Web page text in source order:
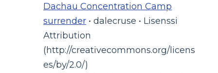
Dachau Concentration Camp
surrender • dalecruse • Lisenssi
Attribution
(http://creativecommons.org/licens
es/by/2.0/)